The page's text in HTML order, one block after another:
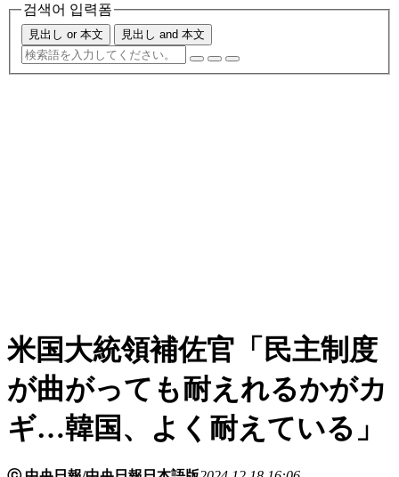
검색어 입력폼
見出し or 本文 見出し and 本文
米国大統領補佐官「民主制度
が曲がっても耐えれるかがカ
ギ…韓国、よく耐えている」